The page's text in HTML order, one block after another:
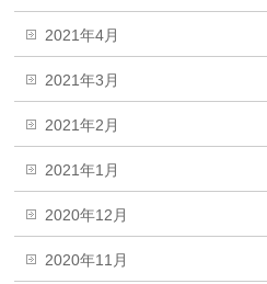
2021年4月
2021年3月
2021年2月
2021年1月
2020年12月
2020年11月